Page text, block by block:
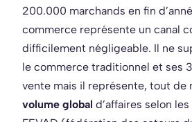
200.000 marchands en fin
commerce représente un canal
difficilement négligeable. Il ne
le commerce traditionnel et ses
vente mais il représente, tout de
volume global d’affaires selon